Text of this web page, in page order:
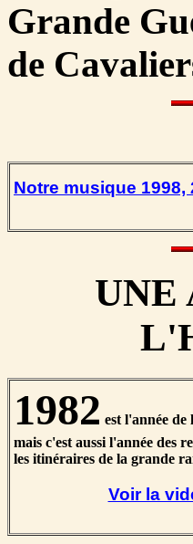
Grande
de
Notre musique 1998,
UNE
1982 est l'année de
mais c'est aussi l'année des
les itinéraires de la grande
Voir la